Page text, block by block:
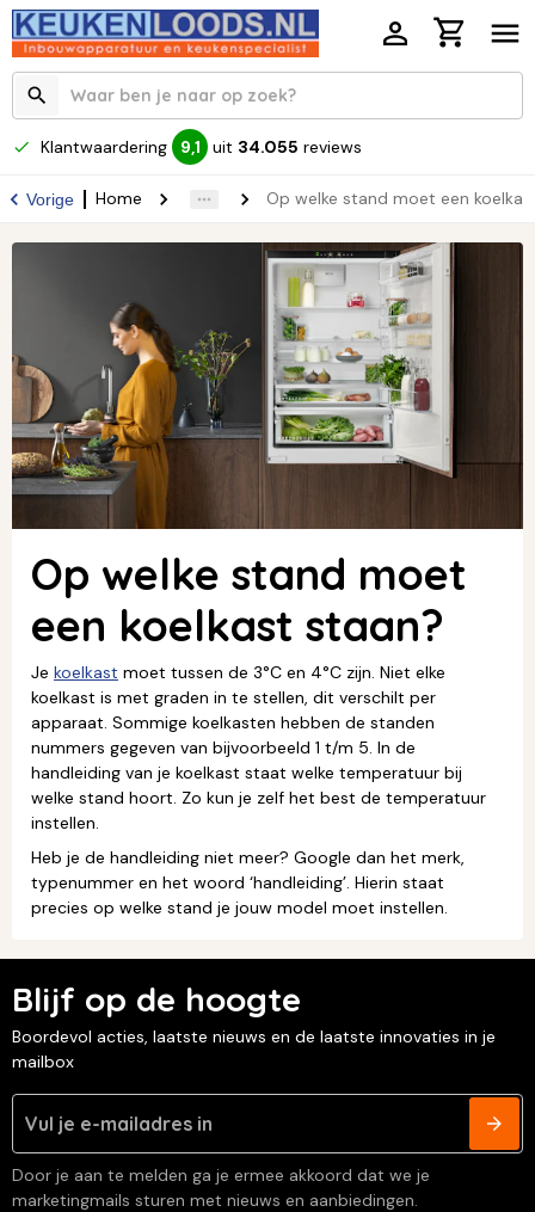
Klantwaardering 9,1 uit 34.055 reviews
Vorige Home Op welke stand moet een
Op welke stand moet
een koelkast staan?
Je koelkast moet tussen de 3°C en 4°C zijn. Niet elke
koelkast is met graden in te stellen, dit verschilt per
apparaat. Sommige koelkasten hebben de standen
nummers gegeven van bijvoorbeeld 1 t/m 5. In de
handleiding van je koelkast staat welke temperatuur bij
welke stand hoort. Zo kun je zelf het best de temperatuur
instellen.
Heb je de handleiding niet meer? Google dan het merk,
typenummer en het woord ‘handleiding’. Hierin staat
precies op welke stand je jouw model moet instellen.
Blijf op de hoogte
Boordevol acties, laatste nieuws en de laatste innovaties in je
mailbox
Door je aan te melden ga je ermee akkoord dat we je
marketingmails sturen met nieuws en aanbiedingen.